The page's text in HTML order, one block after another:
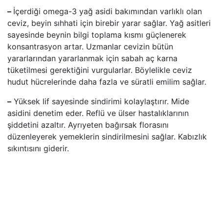
– İçerdiği omega-3 yağ asidi bakımından varlıklı olan
ceviz, beyin sıhhati için birebir yarar sağlar. Yağ asitleri
sayesinde beynin bilgi toplama kısmı güçlenerek
konsantrasyon artar. Uzmanlar cevizin bütün
yararlarından yararlanmak için sabah aç karna
tüketilmesi gerektiğini vurgularlar. Böylelikle ceviz
hudut hücrelerinde daha fazla ve süratli emilim sağlar.
– Yüksek lif sayesinde sindirimi kolaylaştırır. Mide
asidini denetim eder. Reflü ve ülser hastalıklarının
şiddetini azaltır. Ayrıyeten bağırsak florasını
düzenleyerek yemeklerin sindirilmesini sağlar. Kabızlık
sıkıntısını giderir.